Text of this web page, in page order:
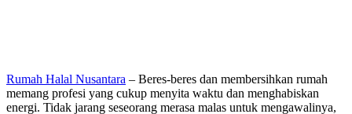
Rumah Halal Nusantara – Beres-beres dan membersihkan rumah
memang profesi yang cukup menyita waktu dan menghabiskan
energi. Tidak jarang seseorang merasa malas untuk mengawalinya,